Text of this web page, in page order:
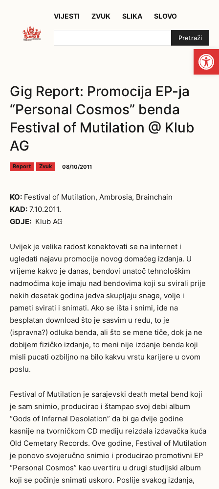
VIJESTI ZVUK SLIKA SLOVO
Pretraži
Gig Report: Promocija EP-ja
“Personal Cosmos” benda
Festival of Mutilation @ Klub
AG
Report Zvuk 08/10/2011
KO: Festival of Mutilation, Ambrosia, Brainchain
KAD: 7.10.2011.
GDJE: Klub AG
Uvijek je velika radost konektovati se na internet i
ugledati najavu promocije novog domaćeg izdanja. U
vrijeme kakvo je danas, bendovi unatoč tehnološkim
nadmoćima koje imaju nad bendovima koji su svirali prije
nekih desetak godina jedva skupljaju snage, volje i
pameti svirati i snimati. Ako se išta i snimi, ide na
besplatan download što je sasvim u redu, to je
(ispravna?) odluka benda, ali što se mene tiče, dok ja ne
dobijem fizičko izdanje, to meni nije izdanje benda koji
misli pucati ozbiljno na bilo kakvu vrstu karijere u ovom
poslu.
Festival of Mutilation je sarajevski death metal bend koji
je sam snimio, producirao i štampao svoj debi album
“Gods of Infernal Desolation” da bi ga dvije godine
kasnije na tvorničkom CD mediju reizdala izdavačka kuća
Old Cemetary Records. Ove godine, Festival of Mutilation
je ponovo svojeručno snimio i producirao promotivni EP
“Personal Cosmos” kao uvertiru u drugi studijski album
koji se počinje snimati uskoro. Poslije svakog izdanja,